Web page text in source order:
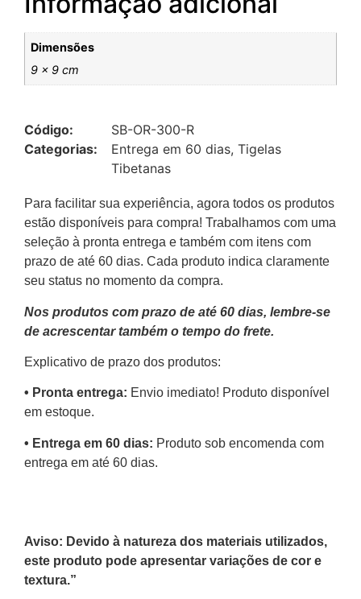
Dimensões
9 × 9 cm
Código:
SB-OR-300-R
Categorias:
Entrega em 60 dias, Tigelas
Tibetanas
Para facilitar sua experiência, agora todos os produtos
estão disponíveis para compra! Trabalhamos com uma
seleção à pronta entrega e também com itens com
prazo de até 60 dias. Cada produto indica claramente
seu status no momento da compra.
Nos produtos com prazo de até 60 dias, lembre-se
de acrescentar também o tempo do frete.
Explicativo de prazo dos produtos:
•⁠ ⁠Pronta entrega: Envio imediato! Produto disponível
em estoque.
•⁠ Entrega em 60 dias: Produto sob encomenda com
entrega em até 60 dias.
Aviso: Devido à natureza dos materiais utilizados,
este produto pode apresentar variações de cor e
textura.”